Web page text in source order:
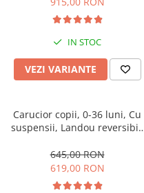
IN STOC
VEZI VARIANTE
Carucior copii, 0-36 luni, Cu
suspensii, Landou reversibil,
Roata cauciuc
645,00 RON
619,00 RON